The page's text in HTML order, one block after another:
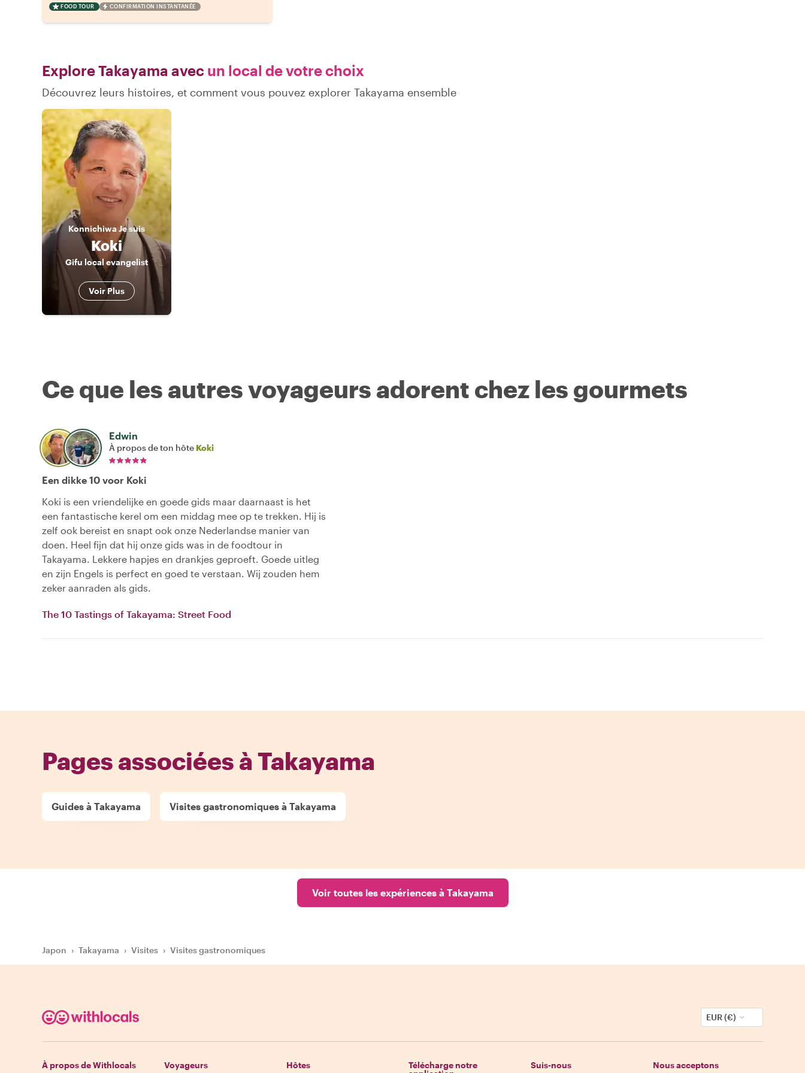
FOOD TOUR CONFIRMATION INSTANTANÉE
Explore Takayama avec un local de votre choix
Découvrez leurs histoires, et comment vous pouvez explorer Takayama ensemble
KonnichiwaJe suis
Koki
Gifu local evangelist
Voir Plus
Ce que les autres voyageurs adorent chez les gourmets
Edwin
À propos de ton hôte Koki
Een dikke 10 voor Koki
Koki is een vriendelijke en goede gids maar daarnaast is het
een fantastische kerel om een middag mee op te trekken. Hij is
zelf ook bereist en snapt ook onze Nederlandse manier van
doen. Heel fijn dat hij onze gids was in de foodtour in
Takayama. Lekkere hapjes en drankjes geproeft. Goede uitleg
en zijn Engels is perfect en goed te verstaan. Wij zouden hem
zeker aanraden als gids.
The 10 Tastings of Takayama: Street Food
Pages associées à Takayama
Guides à Takayama Visites gastronomiques à Takayama
Voir toutes les expériences à Takayama
Japon › Takayama › Visites › Visites gastronomiques
EUR (€)
À propos de Withlocals Voyageurs Hôtes
Télécharge notre
Suis-nous Nous acceptons